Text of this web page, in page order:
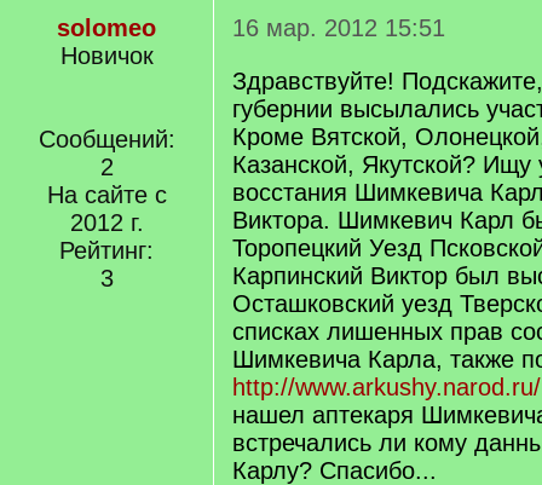
solomeo
Новичок
Сообщений:
2
На сайте с
2012 г.
Рейтинг:
3
16 мар. 2012 15:51
Здравствуйте!
губернии высылались
Кроме Вятской,
Казанской, Якутской? Ищу
восстания Шимкевича
Виктора. Шимкевич Карл
Торопецкий Уезд
Карпинский Виктор был
Осташковский уезд
списках лишенных прав
Шимкевича Карла, также
http://
нашел аптекаря
встречались ли кому
Карлу? Спасибо...